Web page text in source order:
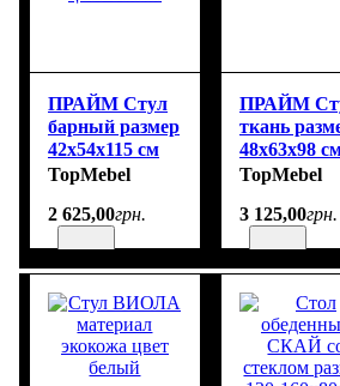
ПРАЙМ Стул
барный размер
42х54х115 см
цвет белый
TopMebel
2 625,00грн.
ПРАЙМ
ткань
48х63х98
TopMebel
3 125,00грн.